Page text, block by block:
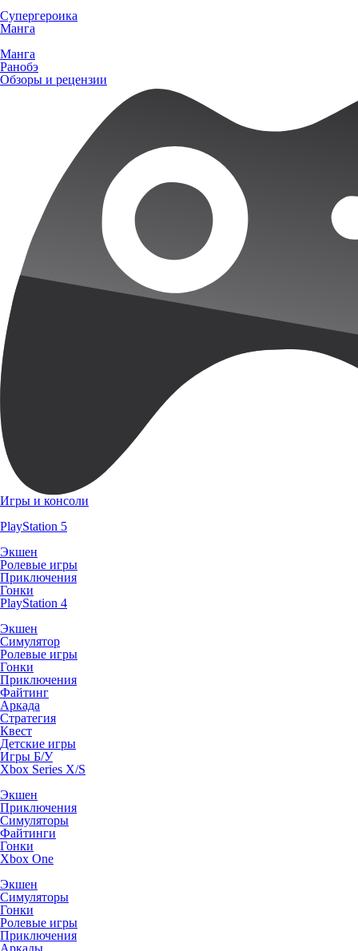
Супергероика
Манга
Манга
Ранобэ
Обзоры и рецензии
Игры и консоли
PlayStation 5
Экшен
Ролевые игры
Приключения
Гонки
PlayStation 4
Экшен
Симулятор
Ролевые игры
Гонки
Приключения
Файтинг
Аркада
Стратегия
Квест
Детские игры
Игры Б/У
Xbox Series X/S
Экшен
Приключения
Симуляторы
Файтинги
Гонки
Xbox One
Экшен
Симуляторы
Гонки
Ролевые игры
Приключения
Аркады